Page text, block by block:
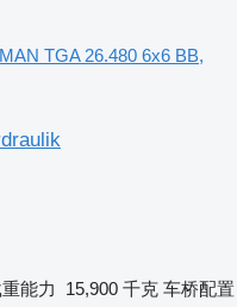
TGA 26.480 6x6 BB,
能力 15,900 千克 车桥配置